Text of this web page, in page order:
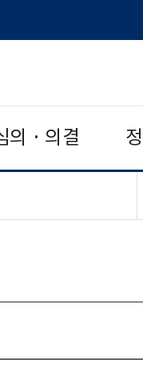
의 · 의결
,펼치기"